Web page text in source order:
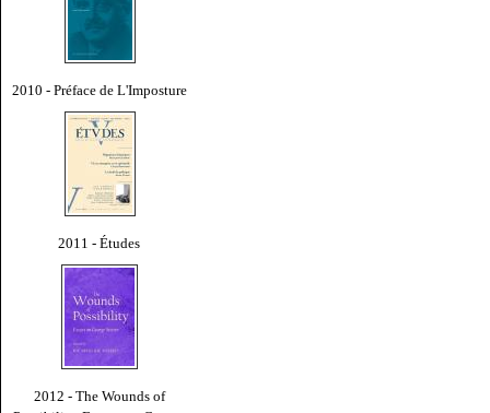
2010 - Préface de L'Imposture
2011 - Études
2012 - The Wounds of